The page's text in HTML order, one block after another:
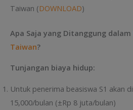
Taiwan (DOWNLOAD)
Apa Saja yang Ditanggung dalam
Taiwan?
Tunjangan biaya hidup:
Untuk penerima beasiswa S1 akan
15,000/bulan (±Rp 8 juta/bulan)